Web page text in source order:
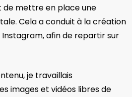
de mettre en place une
Cela a conduit à la création
afin de repartir sur
je travaillais
images et vidéos libres de